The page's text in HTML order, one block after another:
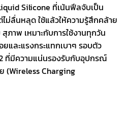
Silicone ที่เน้นฟีลจับเป็น
ลื่นหลุด ใช้แล้วให้ความรู้สึกคล้าย
ภาพ เหมาะกับการใช้งานทุกวัน
และแรงกระแทกเบาๆ รอบตัว
ที่มีความแน่นรองรับกับอุปกรณ์
(Wireless Charging